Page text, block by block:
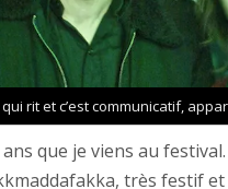
qui rit et c’est communicatif,
que je viens au festival.
très festif et